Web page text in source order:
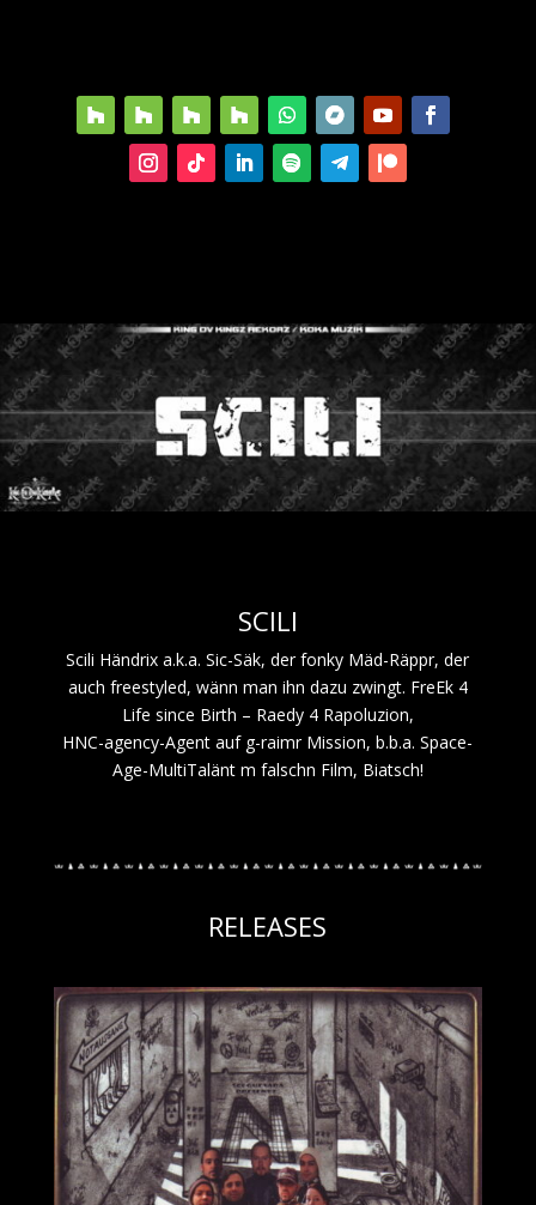
SCILI
Scili Händrix a.k.a. Sic-Säk, der fonky Mäd-Räppr, der
auch freestyled, wänn man ihn dazu zwingt. FreEk 4
Life since Birth – Raedy 4 Rapoluzion,
HNC-agency-Agent auf g-raimr Mission, b.b.a. Space-
Age-MultiTalänt m falschn Film, Biatsch!
RELEASES